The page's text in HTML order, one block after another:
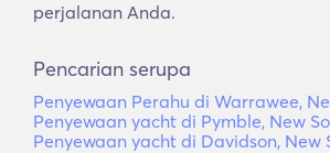
perjalanan Anda.
Pencarian serupa
Penyewaan Perahu di Warrawee,
Penyewaan yacht di Pymble, New
Penyewaan yacht di Davidson, New